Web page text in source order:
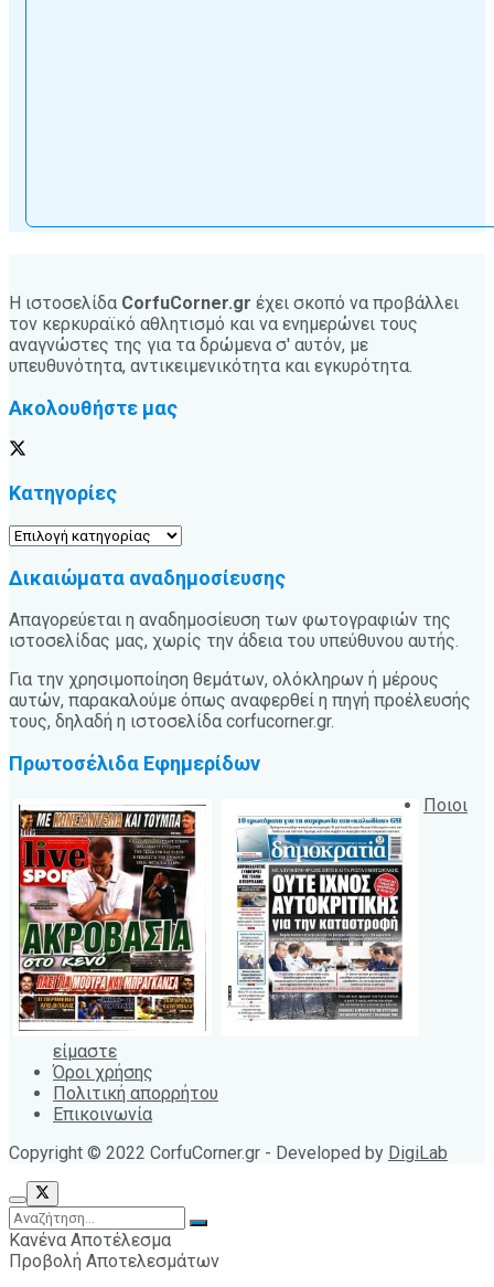
Η ιστοσελίδα CorfuCorner.gr έχει σκοπό να προβάλλει
τον κερκυραϊκό αθλητισμό και να ενημερώνει τους
αναγνώστες της για τα δρώμενα σ' αυτόν, με
υπευθυνότητα, αντικειμενικότητα και εγκυρότητα.
Ακολουθήστε μας
Κατηγορίες
Κατηγορίες
Δικαιώματα αναδημοσίευσης
Απαγορεύεται η αναδημοσίευση των φωτογραφιών της
ιστοσελίδας μας, χωρίς την άδεια του υπεύθυνου αυτής.
Για την χρησιμοποίηση θεμάτων, ολόκληρων ή μέρους
αυτών, παρακαλούμε όπως αναφερθεί η πηγή προέλευσής
τους, δηλαδή η ιστοσελίδα corfucorner.gr.
Πρωτοσέλιδα Εφημερίδων
Ποιοι
είμαστε
Όροι χρήσης
Πολιτική απορρήτου
Επικοινωνία
Copyright © 2022 CorfuCorner.gr - Developed by DigiLab
Κανένα Αποτέλεσμα
Προβολή Αποτελεσμάτων